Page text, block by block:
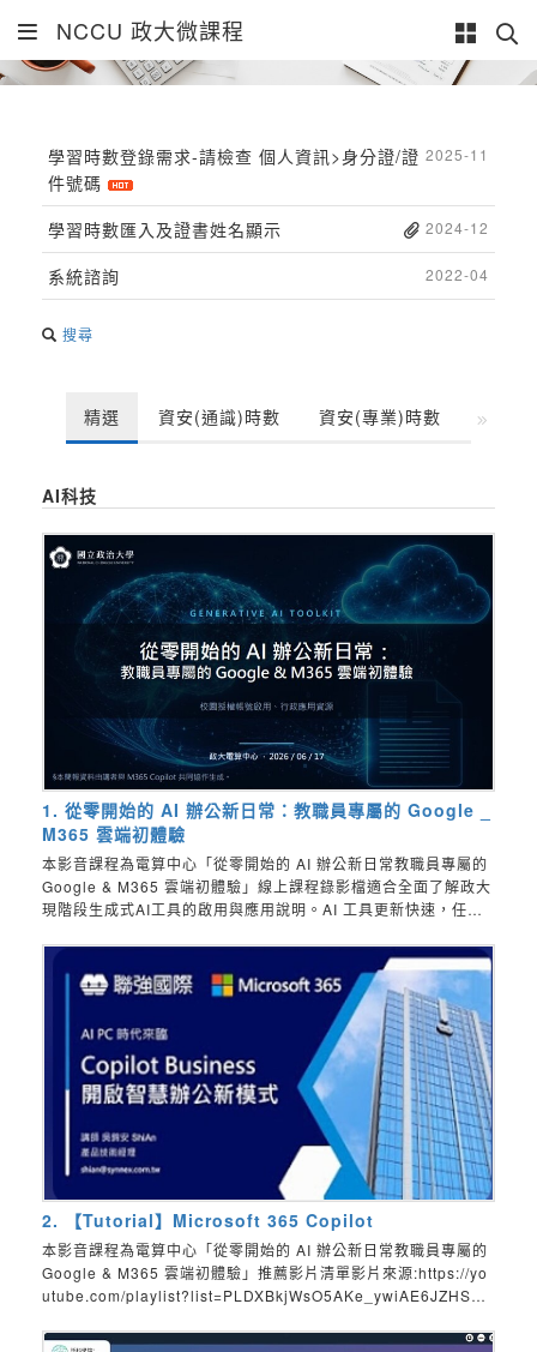
NCCU 政大微課程
2025-11
學習時數登錄需求-請檢查 個人資訊>身分證/證
件號碼
2024-12
學習時數匯入及證書姓名顯示
2022-04
系統諮詢
搜尋
精選 資安(通識)時數 資安(專業)時數 新進
AI科技
1. 從零開始的 AI 辦公新日常：教職員專屬的 Google _
M365 雲端初體驗
本影音課程為電算中心「從零開始的 AI 辦公新日常教職員專屬的
Google & M365 雲端初體驗」線上課程錄影檔適合全面了解政大
現階段生成式AI工具的啟用與應用說明。AI 工具更新快速，任何
驗分享。AI工具更新快速，任何變更請以官方公布為準，課程內容
僅作為經驗分享
2. 【Tutorial】Microsoft 365 Copilot
本影音課程為電算中心「從零開始的 AI 辦公新日常教職員專屬的
Google & M365 雲端初體驗」推薦影片清單影片來源:https://yo
utube.com/playlist?list=PLDXBkjWsO5AKe_ywiAE6JZHSRL
「shianwuz」更多的影片AI 工具更新快速，任何變更請以官方公